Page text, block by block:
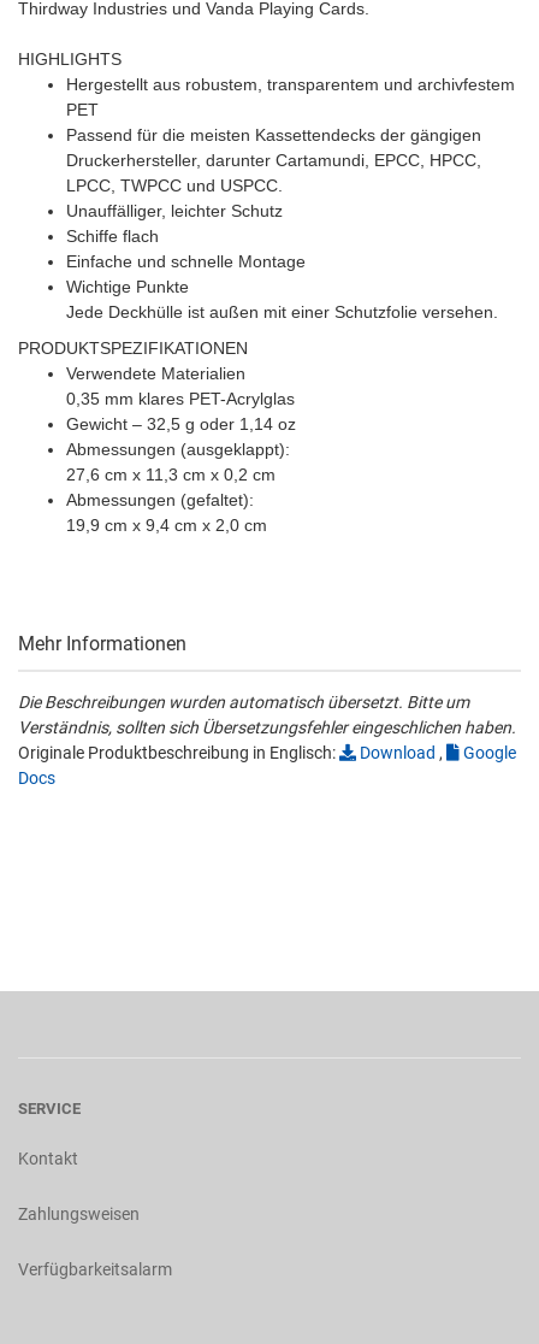
Thirdway Industries und Vanda Playing Cards.
HIGHLIGHTS
Hergestellt aus robustem, transparentem und archivfestem
PET
Passend für die meisten Kassettendecks der gängigen
Druckerhersteller, darunter Cartamundi, EPCC, HPCC,
LPCC, TWPCC und USPCC.
Unauffälliger, leichter Schutz
Schiffe flach
Einfache und schnelle Montage
Wichtige Punkte
Jede Deckhülle ist außen mit einer Schutzfolie versehen.
PRODUKTSPEZIFIKATIONEN
Verwendete Materialien
0,35 mm klares PET-Acrylglas
Gewicht – 32,5 g oder 1,14 oz
Abmessungen (ausgeklappt):
27,6 cm x 11,3 cm x 0,2 cm
Abmessungen (gefaltet):
19,9 cm x 9,4 cm x 2,0 cm
Mehr Informationen
Die Beschreibungen wurden automatisch übersetzt. Bitte um
Verständnis, sollten sich Übersetzungsfehler eingeschlichen haben.
Originale Produktbeschreibung in Englisch:
Download ,
Google
Docs
SERVICE
Kontakt
Zahlungsweisen
Verfügbarkeitsalarm